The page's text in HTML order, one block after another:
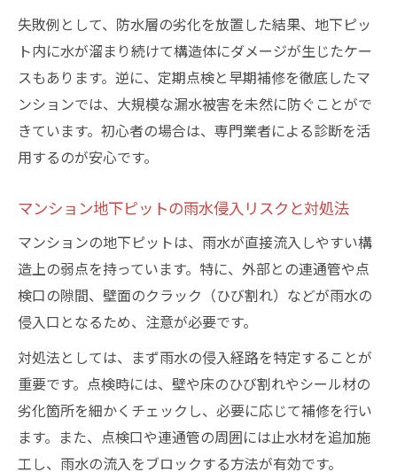
失敗例として、防水層の劣化を放置した結果、地下ピッ
ト内に水が溜まり続けて構造体にダメージが生じたケー
スもあります。逆に、定期点検と早期補修を徹底したマ
ンションでは、大規模な漏水被害を未然に防ぐことがで
きています。初心者の場合は、専門業者による診断を活
用するのが安心です。
マンション地下ピットの雨水侵入リスクと対処法
マンションの地下ピットは、雨水が直接流入しやすい構
造上の弱点を持っています。特に、外部との連通管や点
検口の隙間、壁面のクラック（ひび割れ）などが雨水の
侵入口となるため、注意が必要です。
対処法としては、まず雨水の侵入経路を特定することが
重要です。点検時には、壁や床のひび割れやシール材の
劣化箇所を細かくチェックし、必要に応じて補修を行い
ます。また、点検口や連通管の周囲には止水材を追加施
工し、雨水の流入をブロックする方法が有効です。